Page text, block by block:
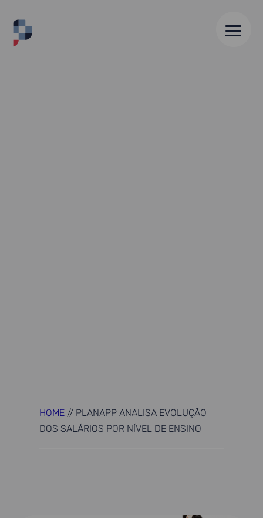
HOME // PLANAPP ANALISA EVOLUÇÃO
DOS SALÁRIOS POR NÍVEL DE ENSINO